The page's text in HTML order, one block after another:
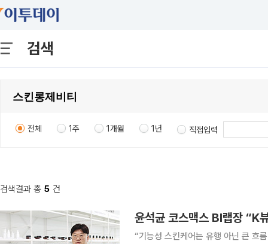
검색
전체 1주 1개월 1년 직접입력
검색결과 총 5 건
“기능성 스킨케어는 유행 아닌 큰 흐